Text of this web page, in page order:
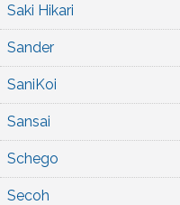
Saki Hikari
Sander
SaniKoi
Sansai
Schego
Secoh